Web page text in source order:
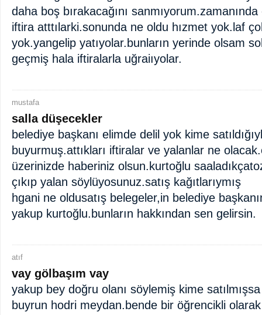
daha boş bırakacağını
iftira atttılarki.sonunda ne oldu hızmet yok.laf
yok.yangelip yatıyolar.bunların yerinde olsam
geçmiş hala iftiralarla uğraiıyolar.
mustafa
salla düşecekler
belediye başkanı elimde delil yok kime
buyurmuş.attıkları iftiralar ve yalanlar ne
üzerinizde haberiniz olsun.kurtoğlu
çıkıp yalan söylüyosunuz.satış kağıtlarıymış
hgani ne oldusatış belegeler,in belediye
yakup kurtoğlu.bunların hakkından sen gelirsin.
atıf
vay gölbaşım vay
yakup bey doğru olanı söylemiş kime
buyrun hodri meydan.bende bir öğrencikli